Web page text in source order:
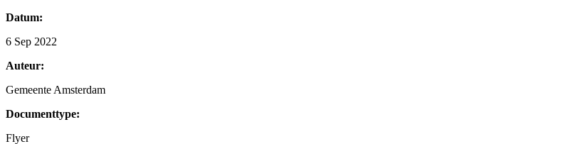
Datum:
6 Sep 2022
Auteur:
Gemeente Amsterdam
Documenttype:
Flyer